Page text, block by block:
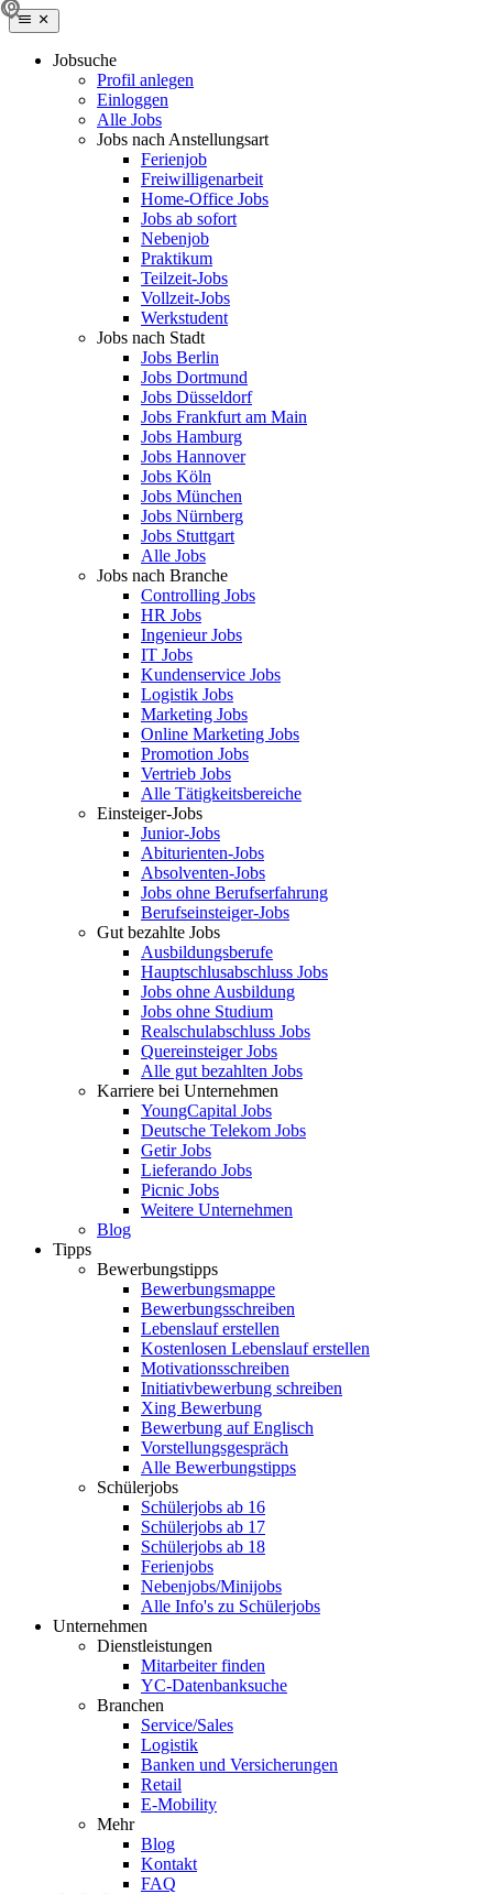
Jobsuche
Profil anlegen
Einloggen
Alle Jobs
Jobs nach Anstellungsart
Ferienjob
Freiwilligenarbeit
Home-Office Jobs
Jobs ab sofort
Nebenjob
Praktikum
Teilzeit-Jobs
Vollzeit-Jobs
Werkstudent
Jobs nach Stadt
Jobs Berlin
Jobs Dortmund
Jobs Düsseldorf
Jobs Frankfurt am Main
Jobs Hamburg
Jobs Hannover
Jobs Köln
Jobs München
Jobs Nürnberg
Jobs Stuttgart
Alle Jobs
Jobs nach Branche
Controlling Jobs
HR Jobs
Ingenieur Jobs
IT Jobs
Kundenservice Jobs
Logistik Jobs
Marketing Jobs
Online Marketing Jobs
Promotion Jobs
Vertrieb Jobs
Alle Tätigkeitsbereiche
Einsteiger-Jobs
Junior-Jobs
Abiturienten-Jobs
Absolventen-Jobs
Jobs ohne Berufserfahrung
Berufseinsteiger-Jobs
Gut bezahlte Jobs
Ausbildungsberufe
Hauptschlusabschluss Jobs
Jobs ohne Ausbildung
Jobs ohne Studium
Realschulabschluss Jobs
Quereinsteiger Jobs
Alle gut bezahlten Jobs
Karriere bei Unternehmen
YoungCapital Jobs
Deutsche Telekom Jobs
Getir Jobs
Lieferando Jobs
Picnic Jobs
Weitere Unternehmen
Blog
Tipps
Bewerbungstipps
Bewerbungsmappe
Bewerbungsschreiben
Lebenslauf erstellen
Kostenlosen Lebenslauf erstellen
Motivationsschreiben
Initiativbewerbung schreiben
Xing Bewerbung
Bewerbung auf Englisch
Vorstellungsgespräch
Alle Bewerbungstipps
Schülerjobs
Schülerjobs ab 16
Schülerjobs ab 17
Schülerjobs ab 18
Ferienjobs
Nebenjobs/Minijobs
Alle Info's zu Schülerjobs
Unternehmen
Dienstleistungen
Mitarbeiter finden
YC-Datenbanksuche
Branchen
Service/Sales
Logistik
Banken und Versicherungen
Retail
E-Mobility
Mehr
Blog
Kontakt
FAQ